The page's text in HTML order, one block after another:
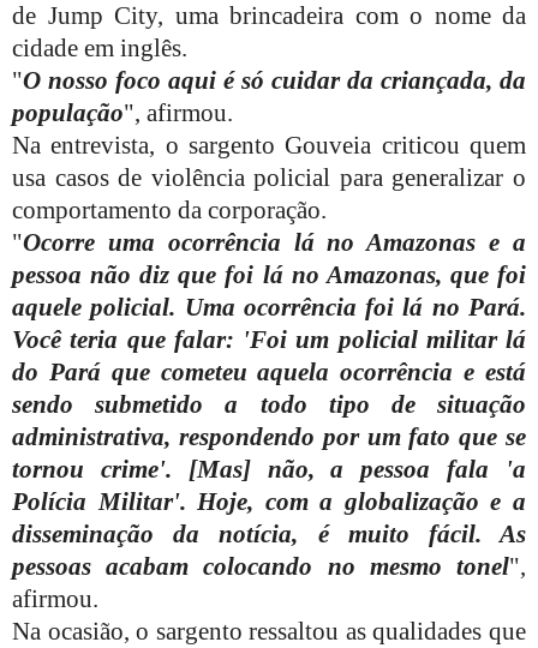
de Jump City, uma brincadeira com o nome da
cidade em inglês.
"O nosso foco aqui é só cuidar da criançada, da
população", afirmou.
Na entrevista, o sargento Gouveia criticou quem
usa casos de violência policial para generalizar o
comportamento da corporação.
"Ocorre uma ocorrência lá no Amazonas e a
pessoa não diz que foi lá no Amazonas, que foi
aquele policial. Uma ocorrência foi lá no Pará.
Você teria que falar: 'Foi um policial militar lá
do Pará que cometeu aquela ocorrência e está
sendo submetido a todo tipo de situação
administrativa, respondendo por um fato que se
tornou crime'. [Mas] não, a pessoa fala 'a
Polícia Militar'. Hoje, com a globalização e a
disseminação da notícia, é muito fácil. As
pessoas acabam colocando no mesmo tonel",
afirmou.
Na ocasião, o sargento ressaltou as qualidades que